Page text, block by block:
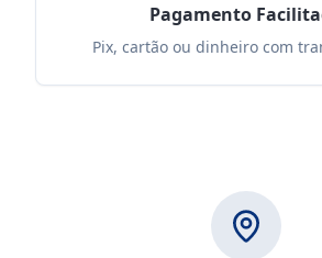
Pagamento
Pix, cartão ou dinheiro com